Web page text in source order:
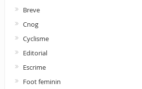
Breve
Cnog
Cyclisme
Editorial
Escrime
Foot feminin